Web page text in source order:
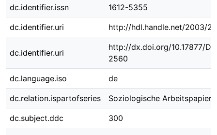
dc.identifier.issn 1612-5355
dc.identifier.uri http://hdl.handle.net/2003/
dc.identifier.uri
http://dx.doi.org/10.17877/
2560
dc.language.iso de
dc.relation.ispartofseries Soziologische
dc.subject.ddc 300